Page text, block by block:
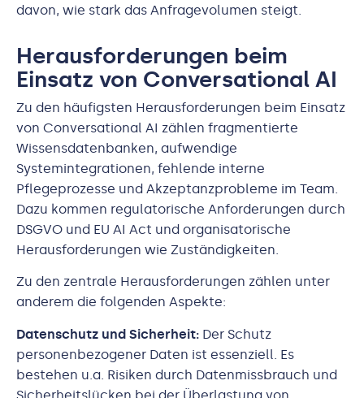
davon, wie stark das Anfragevolumen steigt.
Herausforderungen beim
Einsatz von Conversational AI
Zu den häufigsten Herausforderungen beim Einsatz
von Conversational AI zählen fragmentierte
Wissensdatenbanken, aufwendige
Systemintegrationen, fehlende interne
Pflegeprozesse und Akzeptanzprobleme im Team.
Dazu kommen regulatorische Anforderungen durch
DSGVO und EU AI Act und organisatorische
Herausforderungen wie Zuständigkeiten.
Zu den zentrale Herausforderungen zählen unter
anderem die folgenden Aspekte:
Datenschutz und Sicherheit: Der Schutz
personenbezogener Daten ist essenziell. Es
bestehen u.a. Risiken durch Datenmissbrauch und
Sicherheitslücken bei der Überlastung von